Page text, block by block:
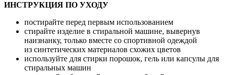
ИНСТРУКЦИЯ ПО УХОДУ
постирайте перед первым использованием
стирайте изделие в стиральной машине, вывернув
наизнанку, только вместе со спортивной одеждой
из синтетических материалов схожих цветов
используйте для стирки порошок, гель или капсулы для
стиральных машин